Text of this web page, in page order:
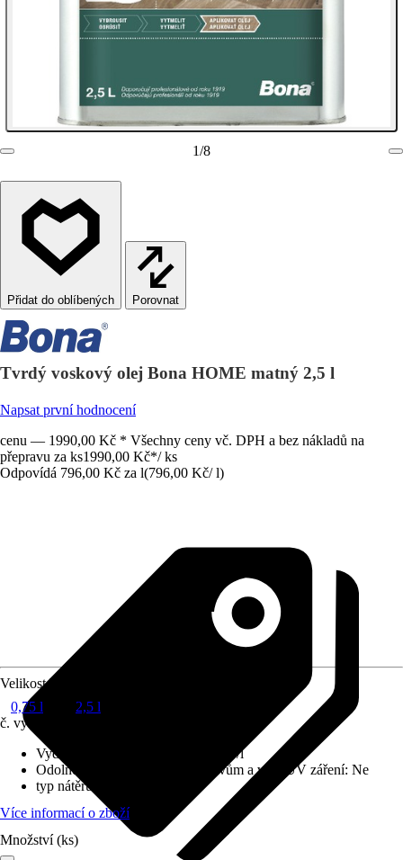
1/8
Porovnat
Tvrdý voskový olej Bona HOME matný 2,5 l
Napsat první hodnocení
cenu — 1990,00 Kč * Všechny ceny vč. DPH a bez nákladů na
přepravu za ks1990,00 Kč*/ ks
Odpovídá 796,00 Kč za l(796,00 Kč/ l)
Velikost balení
0,75 l
2,5 l
č. výrobku
Vydatnost při jednom nátěru
20 m²/l
Odolnost vůči povětrnostním vlivům a vůči UV záření: Ne
typ nátěru
Více informací o zboží
Množství (ks)